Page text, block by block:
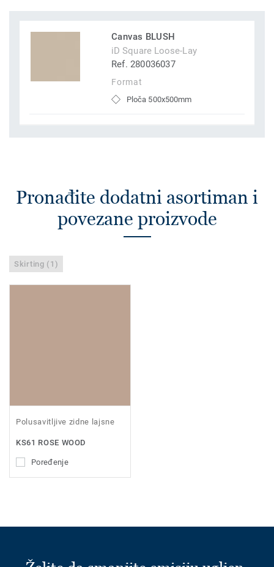
Canvas BLUSH
iD Square Loose-Lay
Ref. 280036037
Format
Ploča 500x500mm
Pronađite dodatni asortiman i
povezane proizvode
Skirting (1)
Polusavitljive zidne lajsne
KS61 ROSE WOOD
Poređenje